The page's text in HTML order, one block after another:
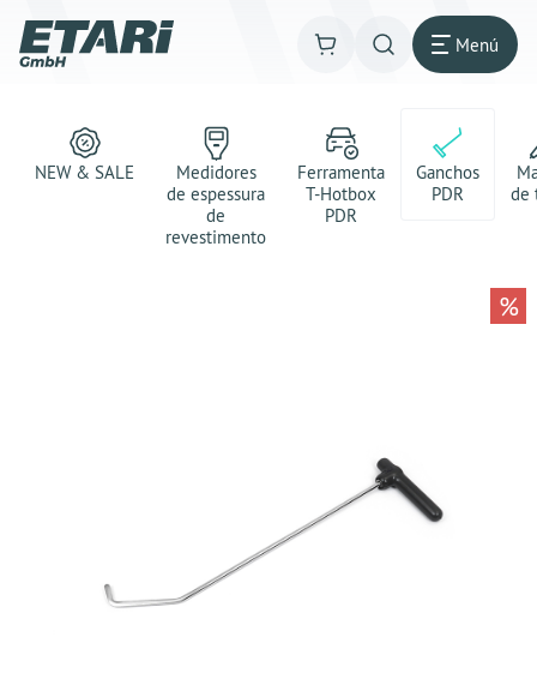
Menú
NEW & SALE
Medidores
de espessura
de
revestimento
Ferramenta
T-Hotbox
PDR
Ganchos
PDR
de
%